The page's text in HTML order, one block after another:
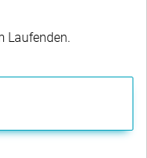
Laufenden.